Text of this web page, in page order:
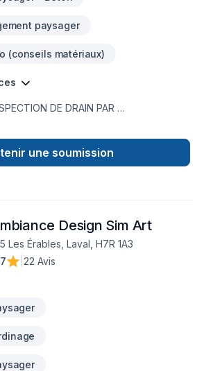
paysager
(conseils matériaux)
DE DRAIN PAR
ÉLASTOMÈRE,MEMBRANE
DE NETTOYAGE,DRAIN
2023 ;
PISCINE CREUSER ET
,PAVÉ UNI,
une soumission
Design Sim Art
Les Érables, Laval, H7R 1A3
22 Avis